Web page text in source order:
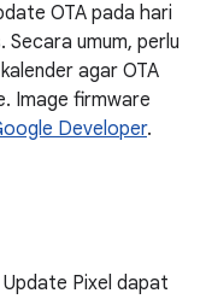
OTA pada hari
Secara umum, perlu
agar OTA
Image firmware
Developer.
Pixel dapat